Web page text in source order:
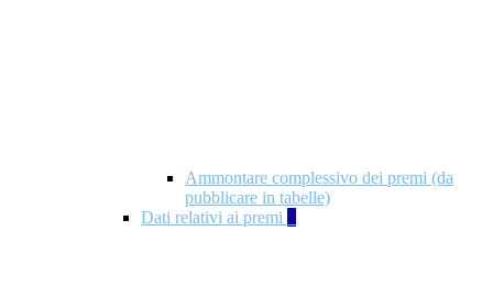
Ammontare complessivo dei premi (da
pubblicare in tabelle)
Dati relativi ai premi 5